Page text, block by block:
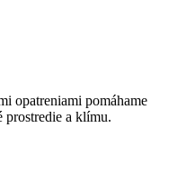
opatreniami pomáhame
a klímu.